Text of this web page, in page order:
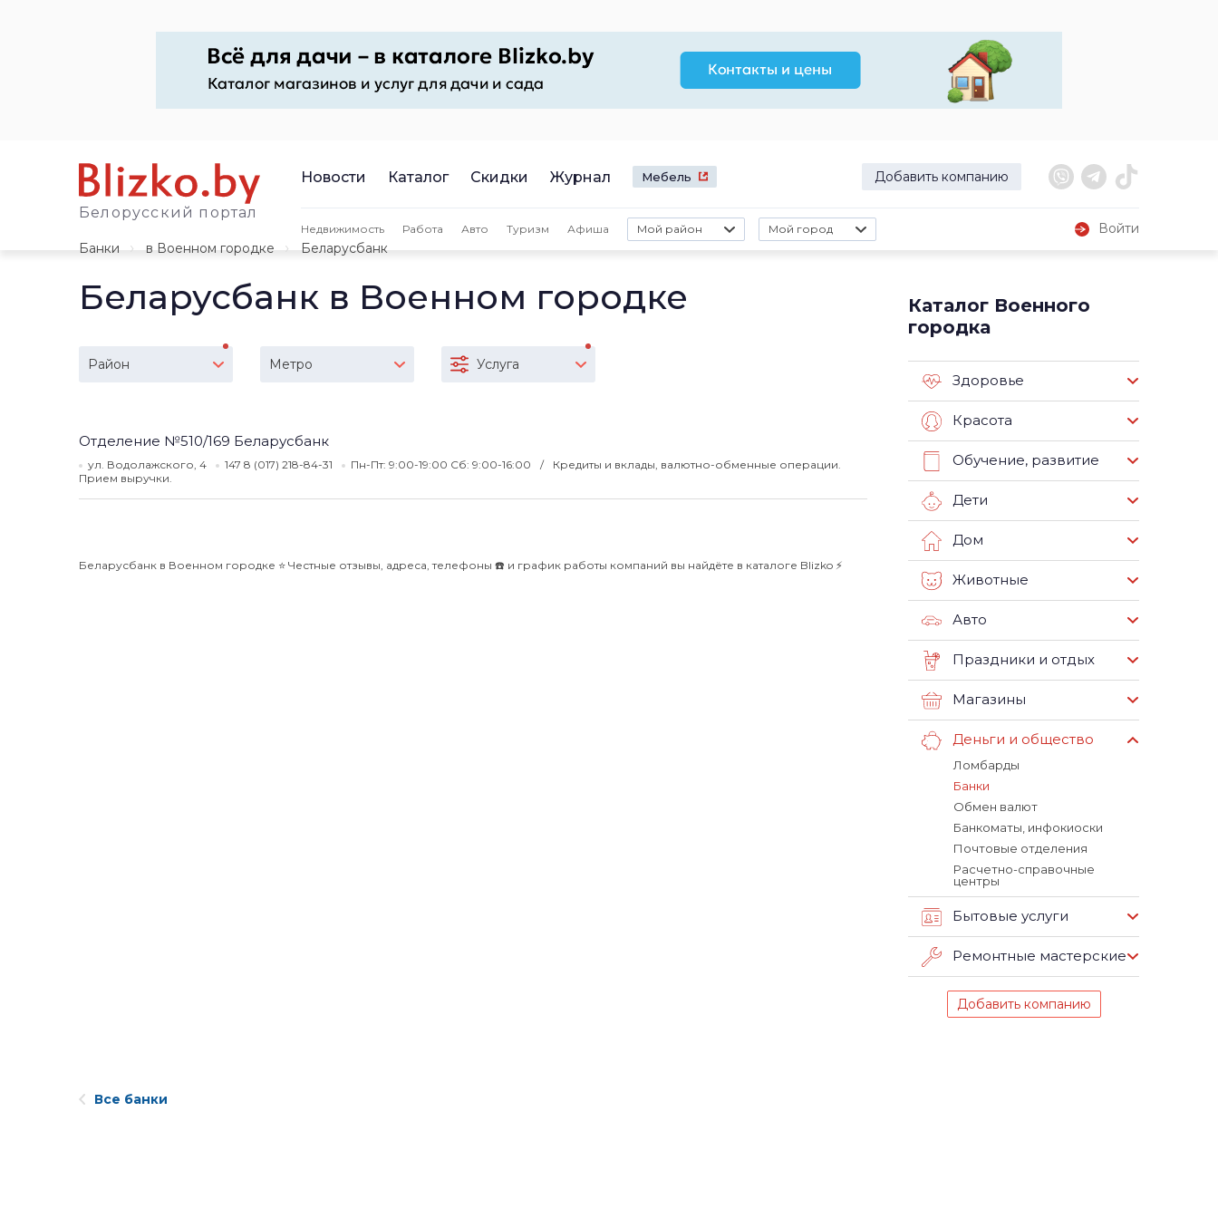
Белорусский портал
Новости Каталог Скидки Журнал Мебель Добавить компанию
Недвижимость Работа Авто Туризм Афиша Мой район Мой город
Войти
Банки
в Военном городке Беларусбанк
Беларусбанк в Военном городке
Район Метро Услуга
Отделение №510/169 Беларусбанк
ул. Водолажского, 4 147 8 (017) 218-84-31 Пн-Пт: 9:00-19:00 Сб: 9:00-16:00
Кредиты и вклады, валютно-обменные операции.
Прием выручки.
Беларусбанк в Военном городке ⭐️ Честные отзывы, адреса, телефоны ☎️ и график работы компаний вы найдёте в каталоге Blizko ⚡️
Каталог Военного
городка
Здоровье
Красота
Обучение, развитие
Дети
Дом
Животные
Авто
Праздники и отдых
Магазины
Деньги и общество
Ломбарды
Банки
Обмен валют
Банкоматы, инфокиоски
Почтовые отделения
Расчетно-справочные
центры
Бытовые услуги
Ремонтные мастерские
Добавить компанию
Все банки